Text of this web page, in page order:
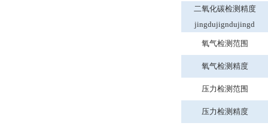
二氧化碳检测精度
jingdujigndujingd
氧气检测范围
氧气检测精度
压力检测范围
压力检测精度